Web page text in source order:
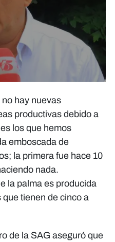
hay nuevas
productivas debido a
los que hemos
emboscada de
la primera fue hace 10
nada.
la palma es producida
tienen de cinco a
de la SAG aseguró que